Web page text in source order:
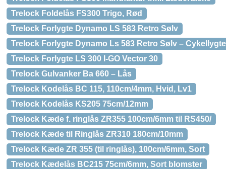
Trelock Foldelås FS300 Trigo, Rød
Trelock Forlygte Dynamo LS 583 Retro Sølv
Trelock Forlygte Dynamo Ls 583 Retro Sølv – Cykellygte
Trelock Forlygte LS 300 I-GO Vector 30
Trelock Gulvanker Ba 660 – Lås
Trelock Kodelås BC 115, 110cm/4mm, Hvid, Lv1
Trelock Kodelås KS205 75cm/12mm
Trelock Kæde f. ringlås ZR355 100cm/6mm til RS450/
Trelock Kæde til Ringlås ZR310 180cm/10mm
Trelock Kæde ZR 355 (til ringlås), 100cm/6mm, Sort
Trelock Kædelås BC215 75cm/6mm, Sort blomster